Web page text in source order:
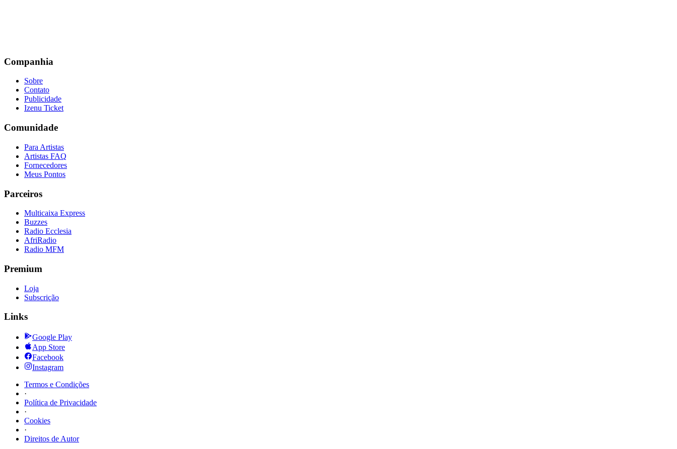
Companhia
Sobre
Contato
Publicidade
Izenu Ticket
Comunidade
Para Artistas
Artistas FAQ
Fornecedores
Meus Pontos
Parceiros
Multicaixa Express
Buzzes
Radio Ecclesia
AfriRadio
Radio MFM
Premium
Loja
Subscrição
Links
Google Play
App Store
Facebook
Instagram
Termos e Condições
·
Política de Privacidade
·
Cookies
·
Direitos de Autor